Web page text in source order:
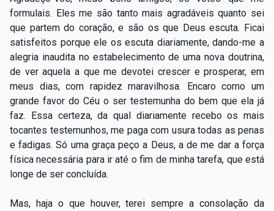
formulais. Eles me são tanto mais agradáveis quanto sei
que partem do coração, e são os que Deus escuta. Ficai
satisfeitos porque ele os escuta diariamente, dando-me a
alegria inaudita no estabelecimento de uma nova doutrina,
de ver aquela a que me devotei crescer e prosperar, em
meus dias, com rapidez maravilhosa. Encaro como um
grande favor do Céu o ser testemunha do bem que ela já
faz. Essa certeza, da qual diariamente recebo os mais
tocantes testemunhos, me paga com usura todas as penas
e fadigas. Só uma graça peço a Deus, a de me dar a força
física necessária para ir até o fim de minha tarefa, que está
longe de ser concluída.
Mas, haja o que houver, terei sempre a consolação da